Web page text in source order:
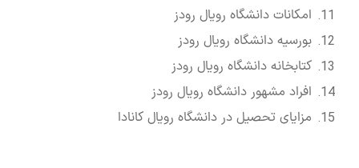
امکانات دانشگاه رویال رودز
بورسیه دانشگاه رویال رودز
کتابخانه دانشگاه رویال رودز
افراد مشهور دانشگاه رویال رودز
مزایای تحصیل در دانشگاه رویال کانادا